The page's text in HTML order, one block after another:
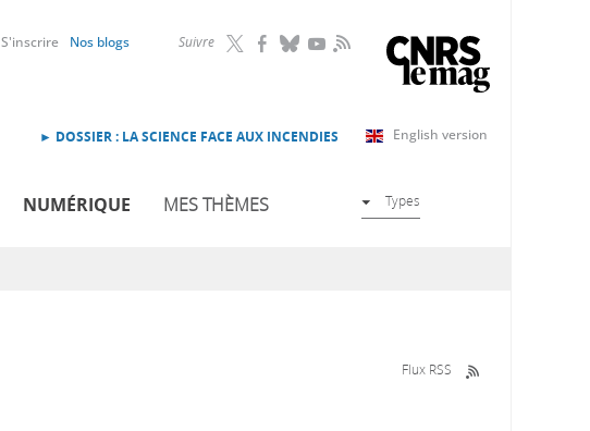
Suivre RSS
S'inscrire Nos blogs
English version
► DOSSIER : LA SCIENCE FACE AUX INCENDIES
NUMÉRIQUE MES THÈMES Types
Flux RSS